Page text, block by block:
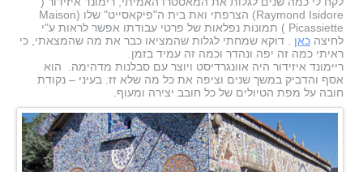
Raymond Isidore) הצרפתי ואת בית ה"פיקאסייט" שלו (Maison
Picassiette ) תמונות נפלאות של פרטי עבודתו אפשר לראות ע"י
לחיצה כאן . דוקא שמחתי לגלות שהמציאו כבר את מה שהמצאתי, כי
ראיתי כמה זה יפה ונהדר וכמה זה עמיד בזמן.
ריימונד איזידור היה אוונגרדיסט ויוצר עם סבלנות מדהימה. הוא
אסף והדביק במשך שנים וציפה את כל מה שלא זז. בעיני – נקודת
חובה על מפת הטיולים של כל חובב יצירה ומעוף.